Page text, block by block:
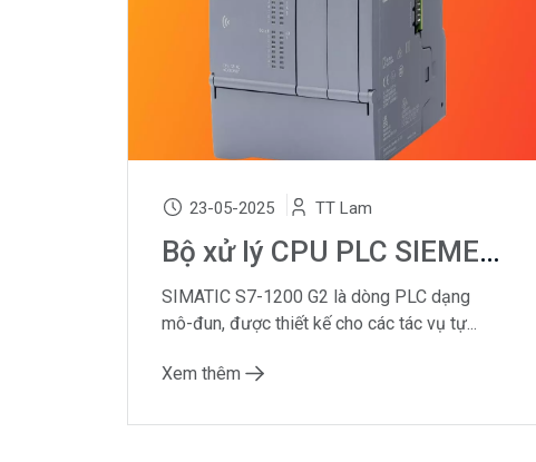
23-05-2025 TT Lam
Bộ xử lý CPU PLC SIEMENS S7-1200 G2: Bộ não của tự động hoá
SIMATIC S7-1200 G2 là dòng PLC dạng
mô-đun, được thiết kế cho các tác vụ tự...
Xem thêm